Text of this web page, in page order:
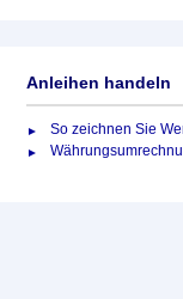
Anleihen handeln
So zeichnen Sie